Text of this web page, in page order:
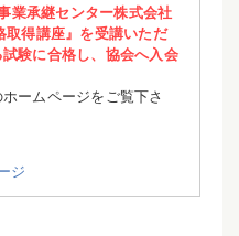
業承継センター株式会社
取得講座』を受講いただ
験に合格し、協会へ入会
ームページをご覧下さ
ジ